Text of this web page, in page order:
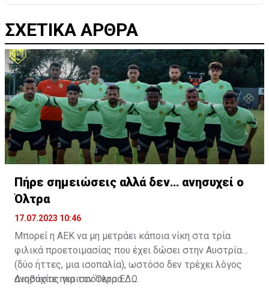
ΣΧΕΤΙΚΑ ΑΡΘΡΑ
Πήρε σημειώσεις αλλά δεν… ανησυχεί ο
Όλτρα
17.07.2023 10:46
Μπορεί η ΑΕΚ να μη μετράει κάποια νίκη στα τρία
φιλικά προετοιμασίας που έχει δώσει στην Αυστρία
(δύο ήττες, μια ισοπαλία), ωστόσο δεν τρέχει λόγος
ανησυχίας για τον Όλτρα.
Διαβάστε περισσότεραΕΔΩ